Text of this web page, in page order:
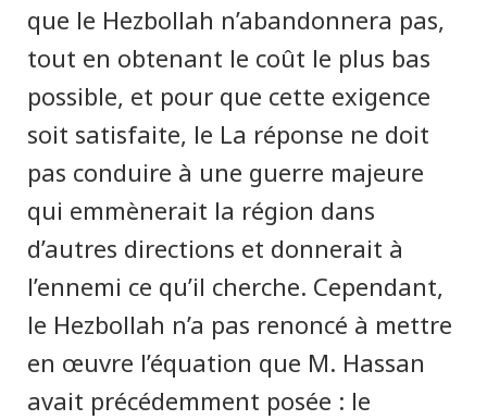
que le Hezbollah n’abandonnera pas,
tout en obtenant le coût le plus bas
possible, et pour que cette exigence
soit satisfaite, le La réponse ne doit
pas conduire à une guerre majeure
qui emmènerait la région dans
d’autres directions et donnerait à
l’ennemi ce qu’il cherche. Cependant,
le Hezbollah n’a pas renoncé à mettre
en œuvre l’équation que M. Hassan
avait précédemment posée : le